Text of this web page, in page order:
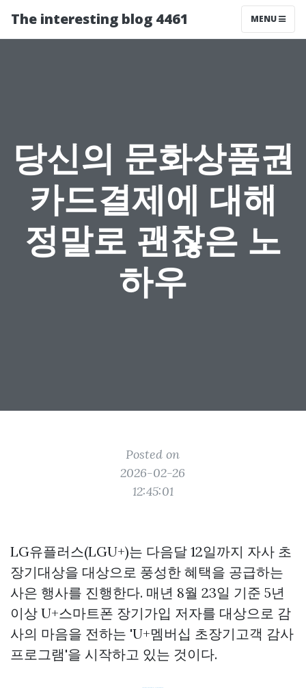
The interesting blog 4461 MENU
당신의 문화상품권
카드결제에 대해
정말로 괜찮은 노
하우
Posted on
2026-02-26
12:45:01
LG유플러스(LGU+)는 다음달 12일까지 자사 초
장기대상을 대상으로 풍성한 혜택을 공급하는
사은 행사를 진행한다. 매년 8월 23일 기준 5년
이상 U+스마트폰 장기가입 저자를 대상으로 감
사의 마음을 전하는 'U+멤버십 초장기고객 감사
프로그램'을 시작하고 있는 것이다.